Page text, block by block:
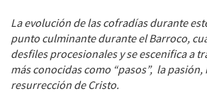
La evolución de las cofradías durante
punto culminante durante el Barroco,
desfiles procesionales y se escenifica a
más conocidas como “pasos”, la pasión,
resurrección de Cristo.